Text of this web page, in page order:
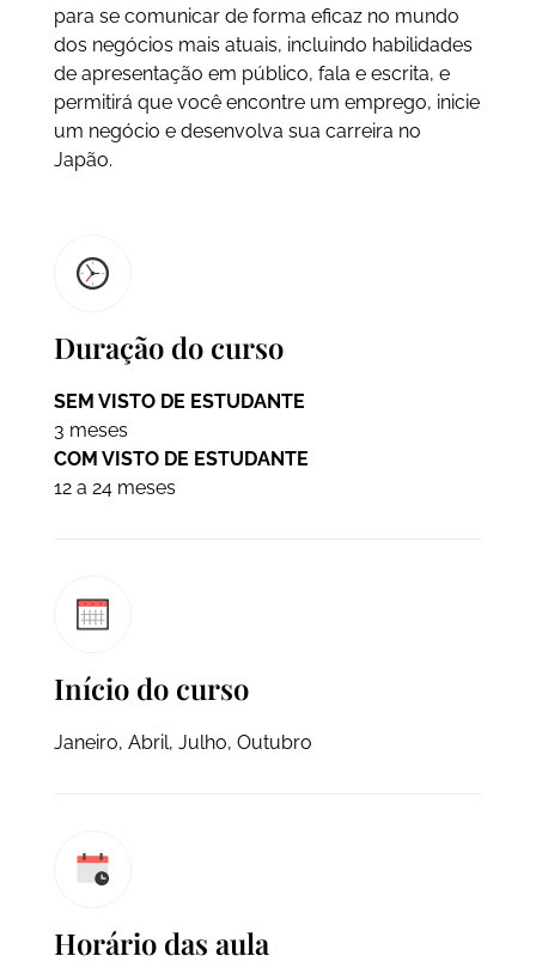
para se comunicar de forma eficaz no mundo
dos negócios mais atuais, incluindo habilidades
de apresentação em público, fala e escrita, e
permitirá que você encontre um emprego, inicie
um negócio e desenvolva sua carreira no
Japão.
Duração do curso
SEM VISTO DE ESTUDANTE
3 meses
COM VISTO DE ESTUDANTE
12 a 24 meses
Início do curso
Janeiro, Abril, Julho, Outubro
Horário das aula